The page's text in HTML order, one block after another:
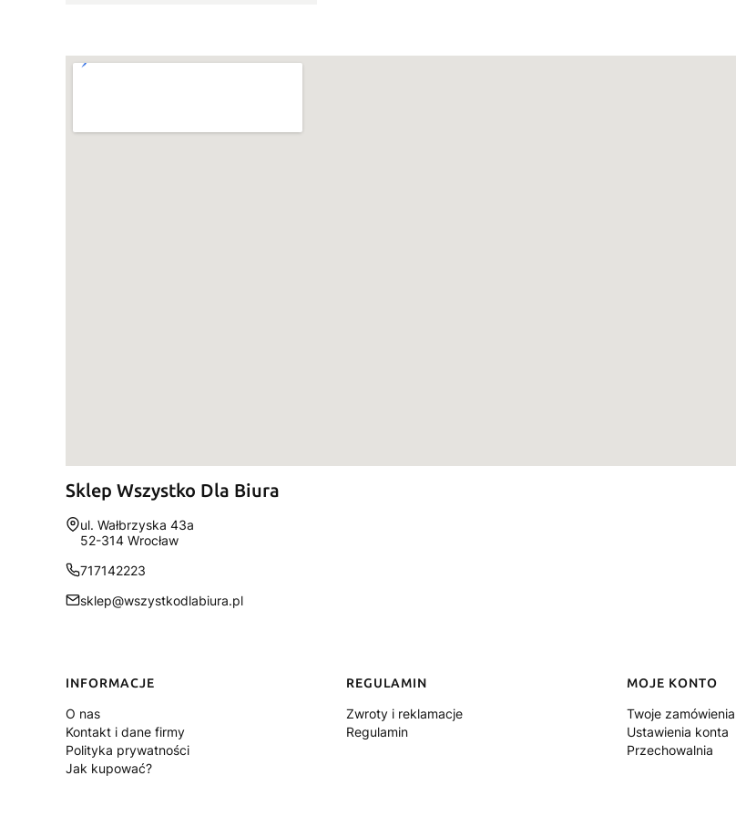
Sklep Wszystko Dla Biura
Adres:
ul. Wałbrzyska 43a
52-314 Wrocław
717142223
sklep@wszystkodlabiura.pl
Linki w stopce
INFORMACJE
O nas
Kontakt i dane firmy
Polityka prywatności
Jak kupować?
REGULAMIN
Zwroty i reklamacje
Regulamin
MOJE KONTO
Twoje zamówienia
Ustawienia konta
Przechowalnia